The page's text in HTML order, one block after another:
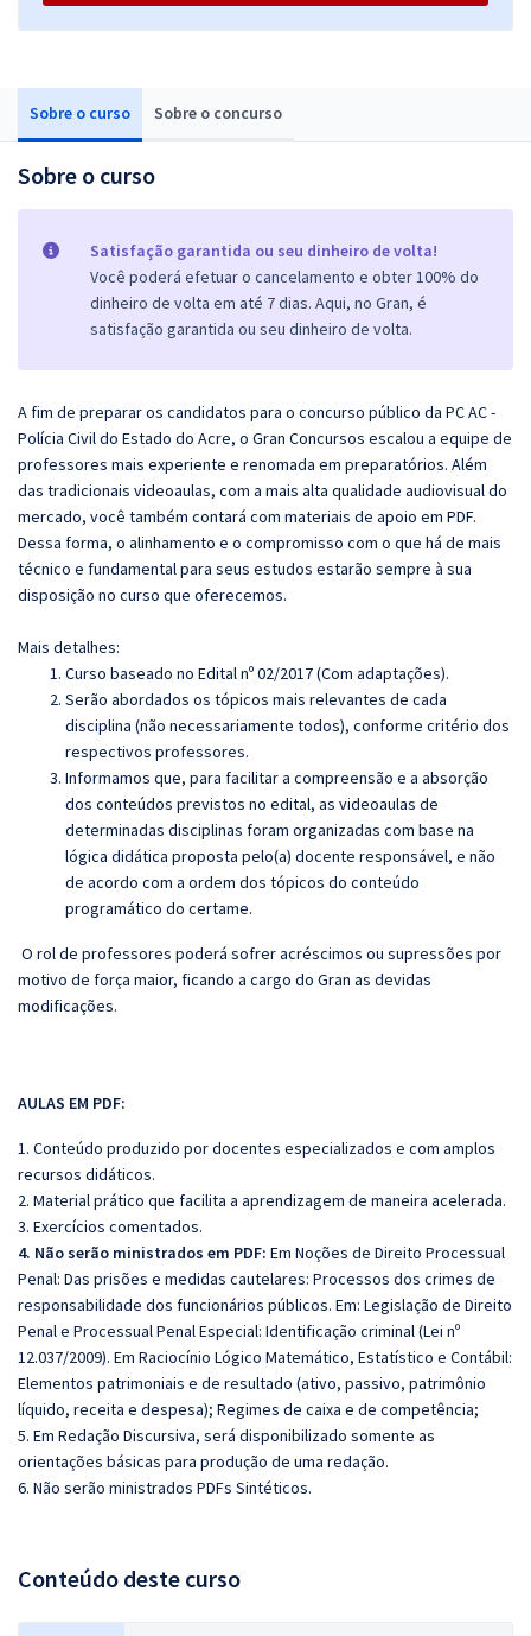
Sobre o curso Sobre o concurso
Sobre o curso
Satisfação garantida ou seu dinheiro de volta!
Você poderá efetuar o cancelamento e obter 100% do
dinheiro de volta em até 7 dias. Aqui, no Gran, é
satisfação garantida ou seu dinheiro de volta.
A fim de preparar os candidatos para o concurso público da PC AC -
Polícia Civil do Estado do Acre, o Gran Concursos escalou a equipe de
professores mais experiente e renomada em preparatórios. Além
das tradicionais videoaulas, com a mais alta qualidade audiovisual do
mercado, você também contará com materiais de apoio em PDF.
Dessa forma, o alinhamento e o compromisso com o que há de mais
técnico e fundamental para seus estudos estarão sempre à sua
disposição no curso que oferecemos.
Mais detalhes:
Curso baseado no Edital nº 02/2017 (Com adaptações).
Serão abordados os tópicos mais relevantes de cada
disciplina (não necessariamente todos), conforme critério dos
respectivos professores.
Informamos que, para facilitar a compreensão e a absorção
dos conteúdos previstos no edital, as videoaulas de
determinadas disciplinas foram organizadas com base na
lógica didática proposta pelo(a) docente responsável, e não
de acordo com a ordem dos tópicos do conteúdo
programático do certame.
O rol de professores poderá sofrer acréscimos ou supressões por
motivo de força maior, ficando a cargo do Gran as devidas
modificações.
AULAS EM PDF:
1. Conteúdo produzido por docentes especializados e com amplos
recursos didáticos.
2. Material prático que facilita a aprendizagem de maneira acelerada.
3. Exercícios comentados.
4. Não serão ministrados em PDF: Em Noções de Direito Processual
Penal: Das prisões e medidas cautelares: Processos dos crimes de
responsabilidade dos funcionários públicos. Em: Legislação de Direito
Penal e Processual Penal Especial: Identificação criminal (Lei nº
12.037/2009). Em Raciocínio Lógico Matemático, Estatístico e Contábil:
Elementos patrimoniais e de resultado (ativo, passivo, patrimônio
líquido, receita e despesa); Regimes de caixa e de competência;
5. Em Redação Discursiva, será disponibilizado somente as
orientações básicas para produção de uma redação.
6. Não serão ministrados PDFs Sintéticos.
Conteúdo deste curso